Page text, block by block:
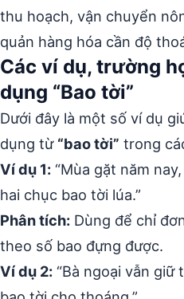
thu hoạch, vận chuyển
quản hàng hóa cần độ
Các ví dụ, trường
dụng “Bao tời”
Dưới đây là một số ví dụ
dụng từ “bao tời” trong
Ví dụ 1: “Mùa gặt năm
hai chục bao tời lúa.”
Phân tích: Dùng để chỉ
theo số bao đựng được.
Ví dụ 2: “Bà ngoại vẫn